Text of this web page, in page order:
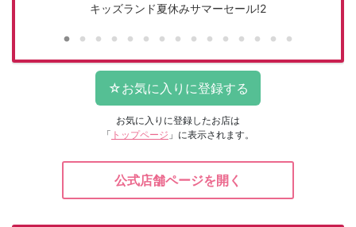
キッズランド夏休みサマーセール!2
お気に入りに登録したお店は
「 トップページ 」に表示されます。
公式店舗ページを開く